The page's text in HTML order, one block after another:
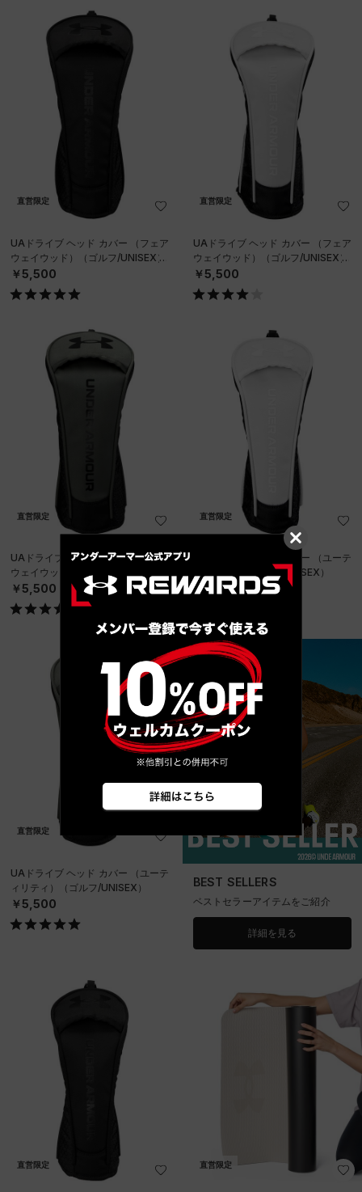
直営限定
UAドライブ ヘッド カバー （フェア
ウェイウッド）（ゴルフ/UNISEX）
￥5,500
直営限定
UAドライブ ヘッド カバー （フェア
ウェイウッド）（ゴルフ/UNISEX）
￥5,500
直営限定
UAドライブ ヘッド カバー （フェア
ウェイウッド）（ゴルフ/UNISEX）
￥5,500
直営限定
UAドライブ ヘッド カバー （ユーテ
ィリティ）（ゴルフ/UNISEX）
￥5,500
直営限定
UAドライブ ヘッド カバー （ユーテ
ィリティ）（ゴルフ/UNISEX）
￥5,500
BEST SELLERS
ベストセラーアイテムをご紹介
詳細を見る
直営限定 直営限定